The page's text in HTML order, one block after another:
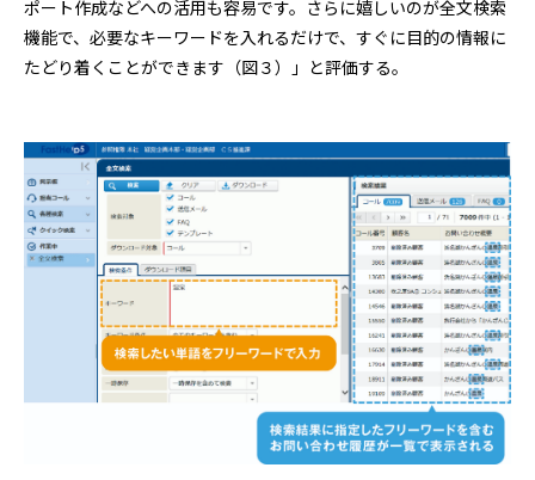
ポート作成などへの活用も容易です。さらに嬉しいのが全文検索
機能で、必要なキーワードを入れるだけで、すぐに目的の情報に
たどり着くことができます（図３）」と評価する。